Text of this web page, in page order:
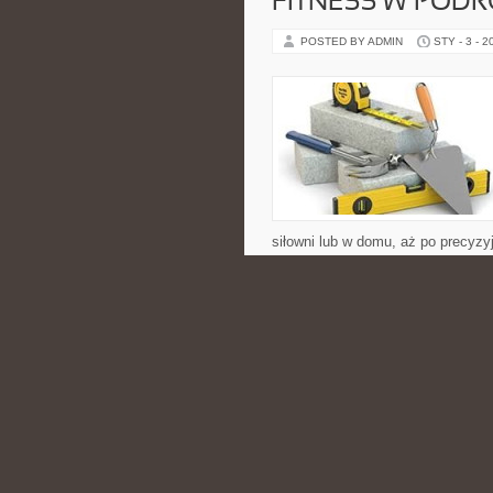
POSTED BY ADMIN STY - 3 -
siłowni lub w domu, aż po